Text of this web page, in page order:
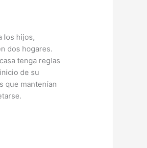
los hijos,
dos hogares.
tenga reglas
de su
que mantenían